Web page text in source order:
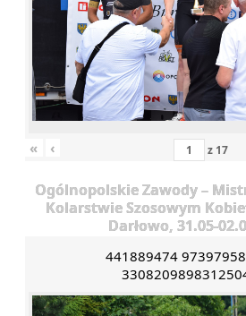
« ‹ z 17
Ogólnopolskie Zawody –
Kolarstwie Szosowym
Darłowo, 31.05-
441889474